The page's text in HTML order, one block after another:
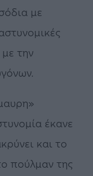
με
την
έκανε
και το
πούλμαν της